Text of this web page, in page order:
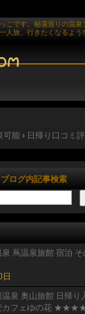
こです。秘湯巡りの温
人旅、行きたくなるよ
可能 › 日帰り口コミ
ブログ内記事検索
泉 蔦温泉旅館 宿泊
温泉 奥山旅館 日帰り
カフェゆの花